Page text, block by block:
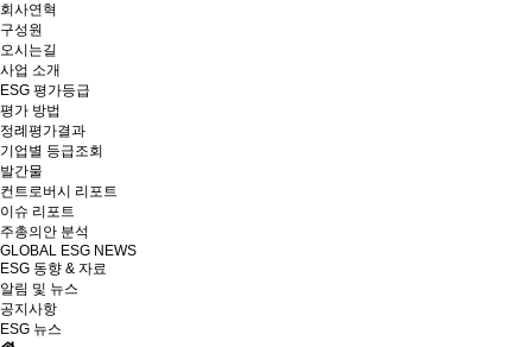
회사연혁
구성원
오시는길
사업 소개
ESG 평가등급
평가 방법
정례평가결과
기업별 등급조회
발간물
컨트로버시 리포트
이슈 리포트
주총의안 분석
GLOBAL ESG NEWS
ESG 동향 & 자료
알림 및 뉴스
공지사항
ESG 뉴스